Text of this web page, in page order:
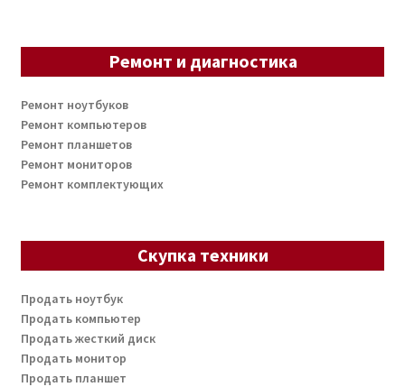
Ремонт и диагностика
Ремонт ноутбуков
Ремонт компьютеров
Ремонт планшетов
Ремонт мониторов
Ремонт комплектующих
Скупка техники
Продать ноутбук
Продать компьютер
Продать жесткий диск
Продать монитор
Продать планшет